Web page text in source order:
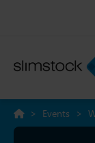
> Events >
en la cadena de